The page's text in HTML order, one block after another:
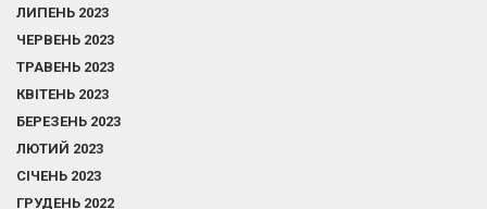
ЛИПЕНЬ 2023
ЧЕРВЕНЬ 2023
ТРАВЕНЬ 2023
КВІТЕНЬ 2023
БЕРЕЗЕНЬ 2023
ЛЮТИЙ 2023
СІЧЕНЬ 2023
ГРУДЕНЬ 2022